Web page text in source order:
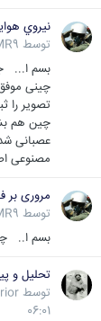
نيروي
توسط
چینی
تصویر را
چین هم
عصبانی
مصنوعی
مروری بر
توسط
بسم
توسط
06:01